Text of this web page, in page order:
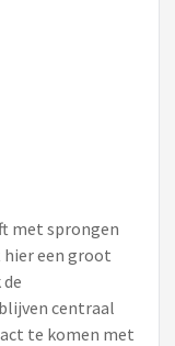
met sprongen
een groot
centraal
te komen met